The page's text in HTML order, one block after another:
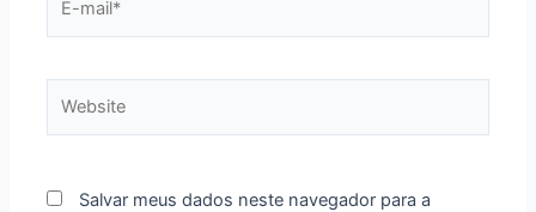
Salvar meus dados neste navegador para a